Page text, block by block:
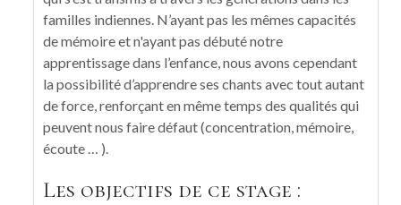
familles indiennes. N’ayant pas les mêmes capacités
de mémoire et n'ayant pas débuté notre
apprentissage dans l’enfance, nous avons cependant
la possibilité d’apprendre ses chants avec tout autant
de force, renforçant en même temps des qualités qui
peuvent nous faire défaut (concentration, mémoire,
écoute … ).
Les objectifs de ce stage :